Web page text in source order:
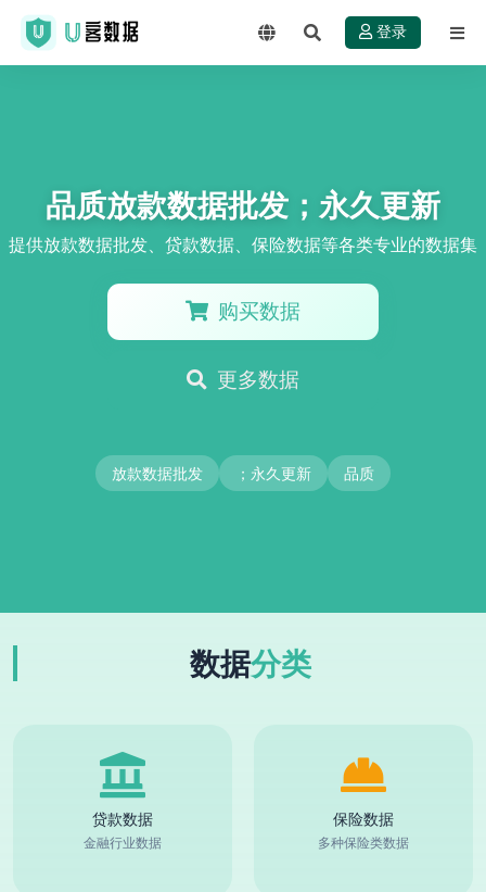
登录
品质放款数据批发；永久更新
提供放款数据批发、贷款数据、保险数据等各类专业的数据集
购买数据
更多数据
放款数据批发 ；永久更新 品质
数据分类
贷款数据
金融行业数据
保险数据
多种保险类数据